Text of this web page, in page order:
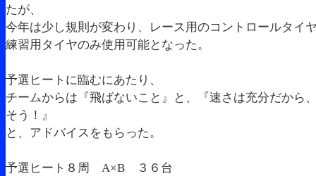
たが、
今年は少し規則が変わり、レース用のコントロールタイ
練習用タイヤのみ使用可能となった。
予選ヒートに臨むにあたり、
チームからは『飛ばないこと』と、『速さは充分だから
そう！』
と、アドバイスをもらった。
予選ヒート８周 A×B ３６台